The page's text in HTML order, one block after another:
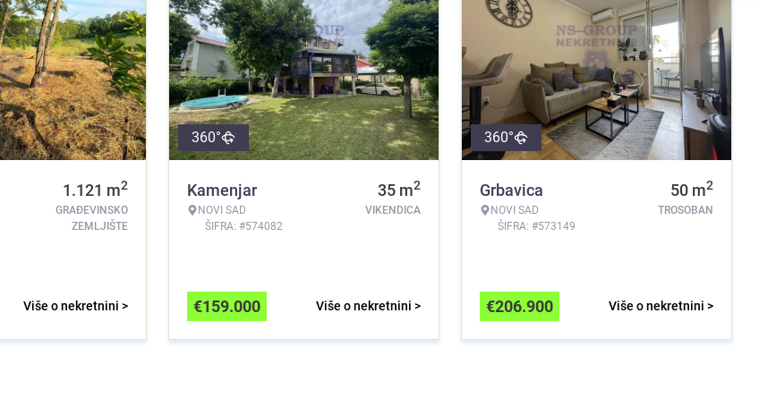
1.121 m2
GRAĐEVINSKO
ZEMLJIŠTE
Više o nekretnini >
360°
Kamenjar
NOVI SAD
ŠIFRA: #574082
35 m2
VIKENDICA
Više o nekretnini >
€159.000
360°
Grbavica
NOVI SAD
ŠIFRA: #573149
50 m2
TROSOBAN
Više o nekretnini >
€206.900